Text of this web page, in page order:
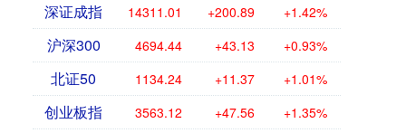
深证成指 14311.01 +200.89 +1.42%
沪深300 4694.44 +43.13 +0.93%
北证50 1134.24 +11.37 +1.01%
创业板指 3563.12 +47.56 +1.35%